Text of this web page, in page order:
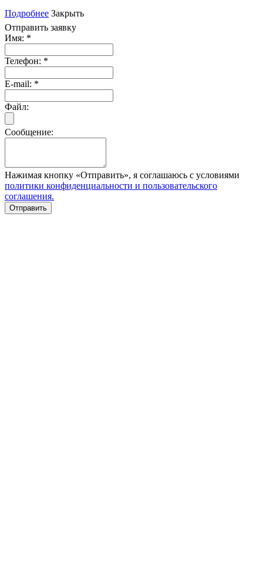
Подробнее Закрыть
Отправить заявку
Имя: *
Телефон: *
E-mail: *
Файл:
Сообщение:
Нажимая кнопку «Отправить», я соглашаюсь с условиями
политики конфиденциальности и пользовательского
соглашения.
Отправить